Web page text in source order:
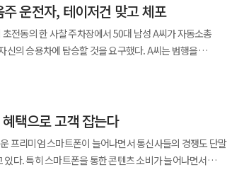
’을 현장에 적용하고 높은 곳에서 충돌∙끼임 사고를
해 천장 또는 슬래브 등의 구조물에 근접할 경우 작업대를
성된
사고를 예방할 예정이다. 과상승 방지 센서는 안전 난간의
1차, 35cm 거리에서 2차 총 2차례에 걸쳐 장애물을
리청 온열질환감시체계 운영 결과에 따르면 지난 5월
14명으로 집계됐다. 경남 양산에서는 낮 최고기온이
연속 하루 70명 안팎의 온열질환자가 발생했다.
비 노동자 건강보호 대책에서 건설업을 온열질환 산재
여와 옥외작업 중지 여부, 그늘막과 이동식 에어컨 설치
수 있는 환경을 만드는 데 초점이 맞춰졌다. 현장별
서울 도봉구 서울아레나
에는 현장 임직원과 협력사 근로자 등 700여명이
설부문 협력사인 해성기공
먹으며 휴식을 취할 수 있어 좋았다”며 “이번 푸드트럭
운전자, 테이저건 맞고 체포
전동의 한 사찰 주차장에서 50대 남성 A씨가 자동소총
의 승용차에 탑승할 것을 요구했다. A씨는 범행을
다. 차에 치인 C씨는 경상을 입었다. "총기를 든
단했다. A씨는 포위망에 갇힌 상태에서도 순찰차 3대와
어를 향해
봉으로 운전석 유리창을 깨뜨린 뒤 테이저건을 발사해
정에서 경찰관 5명(또는 3명 이상)이 부상을 입었으며,
택으로 고객 잡는다
프리미엄 스마트폰이 늘어나면서 통신사들의 경쟁도 단말
다. 특히 스마트폰을 통한 콘텐츠 소비가 늘어나면서
는 고객 경험 경쟁에 나서고 있다. KT는 삼성전자 갤럭시